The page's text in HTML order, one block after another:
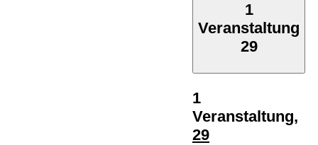
1
Veranstaltung
29
1
Veranstaltung,
29